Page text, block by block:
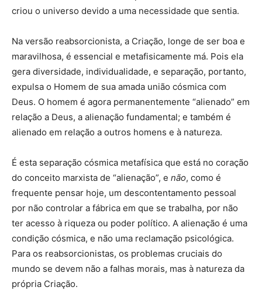
criou o universo devido a uma necessidade que sentia.
Na versão reabsorcionista, a Criação, longe de ser boa e
maravilhosa, é essencial e metafisicamente má. Pois ela
gera diversidade, individualidade, e separação, portanto,
expulsa o Homem de sua amada união cósmica com
Deus. O homem é agora permanentemente “alienado” em
relação a Deus, a alienação fundamental; e também é
alienado em relação a outros homens e à natureza.
É esta separação cósmica metafísica que está no coração
do conceito marxista de “alienação”, e não, como é
frequente pensar hoje, um descontentamento pessoal
por não controlar a fábrica em que se trabalha, por não
ter acesso à riqueza ou poder político. A alienação é uma
condição cósmica, e não uma reclamação psicológica.
Para os reabsorcionistas, os problemas cruciais do
mundo se devem não a falhas morais, mas à natureza da
própria Criação.